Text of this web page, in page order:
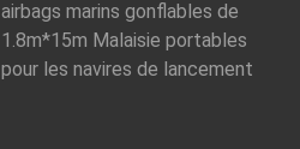
airbags marins gonflables de
1.8m*15m Malaisie portables
pour les navires de lancement